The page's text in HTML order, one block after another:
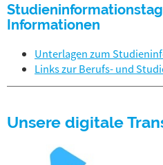
Informationen
Unterlagen zum
Links zur Berufs- und
Unsere digitale